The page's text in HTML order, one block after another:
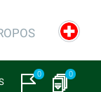
0 0